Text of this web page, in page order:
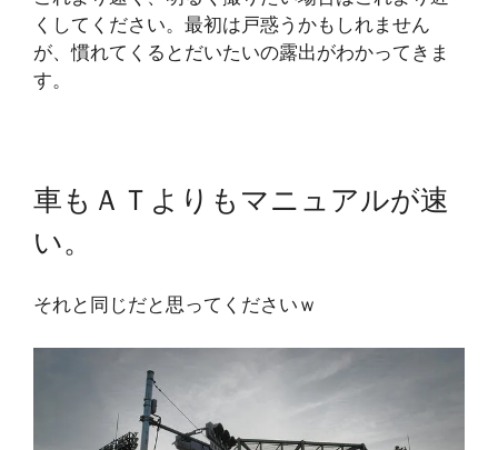
くしてください。最初は戸惑うかもしれません
が、慣れてくるとだいたいの露出がわかってきま
す。
車もＡＴよりもマニュアルが速
い。
それと同じだと思ってくださいｗ